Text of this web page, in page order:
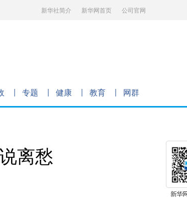
新华社简介 新华网首页 公司官网
专题 健康 教育 网群
离愁